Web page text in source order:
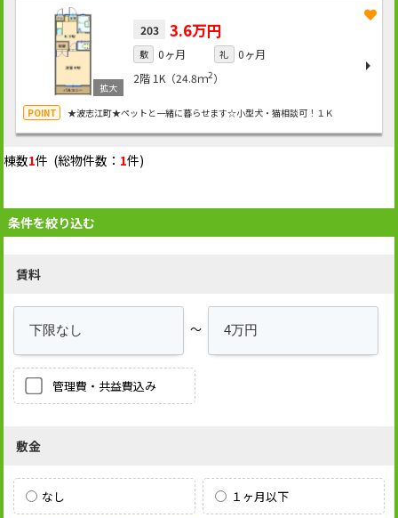
203 3.6万円
敷 0ヶ月 礼
0ヶ月
2階 1K（24.8ｍ2）
★波志江町★ペットと一緒に暮らせます☆小型犬・猫相談可！１Ｋ
棟数1件 (総物件数： 1件)
条件を絞り込む
賃料
～
管理費・共益費込み
敷金
なし １ヶ月以下